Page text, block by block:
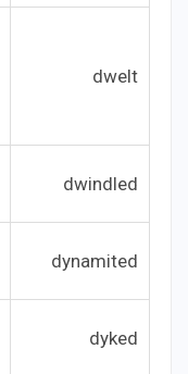
dwelt
dwindled
dynamited
dyked